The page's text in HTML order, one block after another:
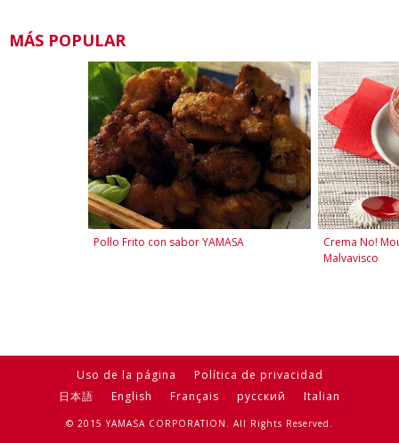
MÁS POPULAR
Pollo Frito con sabor YAMASA
Crema No!
Malvavisco
Uso de la página
Política de privacidad
日本語
English Français русский Italian
© 2015 YAMASA CORPORATION. All Rights Reserved.